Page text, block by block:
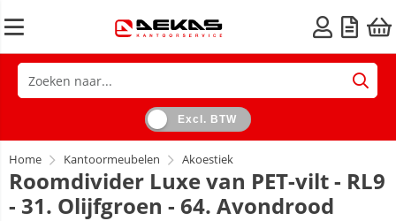
Excl. BTW
Home Kantoormeubelen Akoestiek
Roomdivider Luxe van PET-vilt - RL9
- 31. Olijfgroen - 64. Avondrood